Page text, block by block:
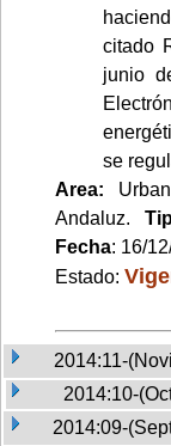
citado
junio
se
Area:
Andaluz.
Fecha: 16/
Estado:
2014:11-
2014:10-
2014:09-